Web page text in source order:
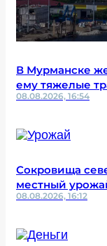
В Мурманске
ему тяжелые
08.08.2026, 16:54
Сокровища
местный
08.08.2026, 16:12